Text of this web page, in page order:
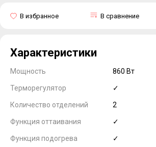
В сравнение
В избранное
Характеристики
Мощность 860 Вт
Терморегулятор ✓
Количество отделений 2
Функция оттаивания ✓
Функция подогрева ✓